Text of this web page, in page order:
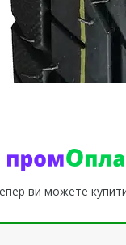
ви можете